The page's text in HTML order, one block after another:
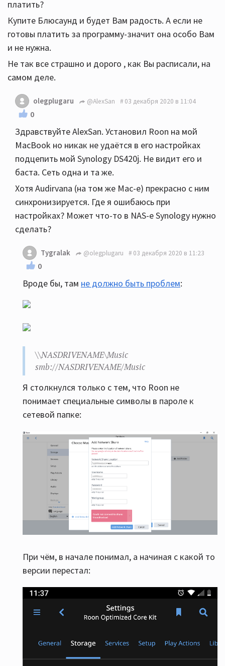
платить?
Купите Блюсаунд и будет Вам радость. А если не
готовы платить за программу-значит она особо Вам
и не нужна.
Не так все страшно и дорого , как Вы расписали, на
самом деле.
olegplugaru @AlexSan 03 декабря 2020 в 11:04
0
Здравствуйте AlexSan. Установил Roon на мой
MacBook но никак не удаётся в его настройках
подцепить мой Synology DS420j. Не видит его и
баста. Сеть одна и та же.
Хотя Audirvana (на том же Mac-e) прекрасно с ним
синхронизируется. Где я ошибаюсь при
настройках? Может что-то в NAS-e Synology нужно
сделать?
Tygralak @olegplugaru 03 декабря 2020 в 11:23
0
Вроде бы, там не должно быть проблем:
\\NASDRIVENAME\Music
smb://NASDRIVENAME/Music
Я столкнулся только с тем, что Roon не
понимает специальные символы в пароле к
сетевой папке:
При чём, в начале понимал, а начиная с какой то
версии перестал: